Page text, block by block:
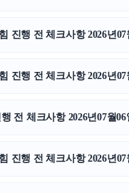
강아
진행 전 체크사항 2026년07
진행 전 체크사항 2026년07
전 체크사항 2026년07월06
진행 전 체크사항 2026년07